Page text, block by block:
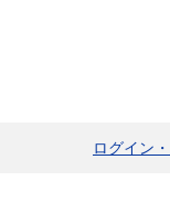
ログイン